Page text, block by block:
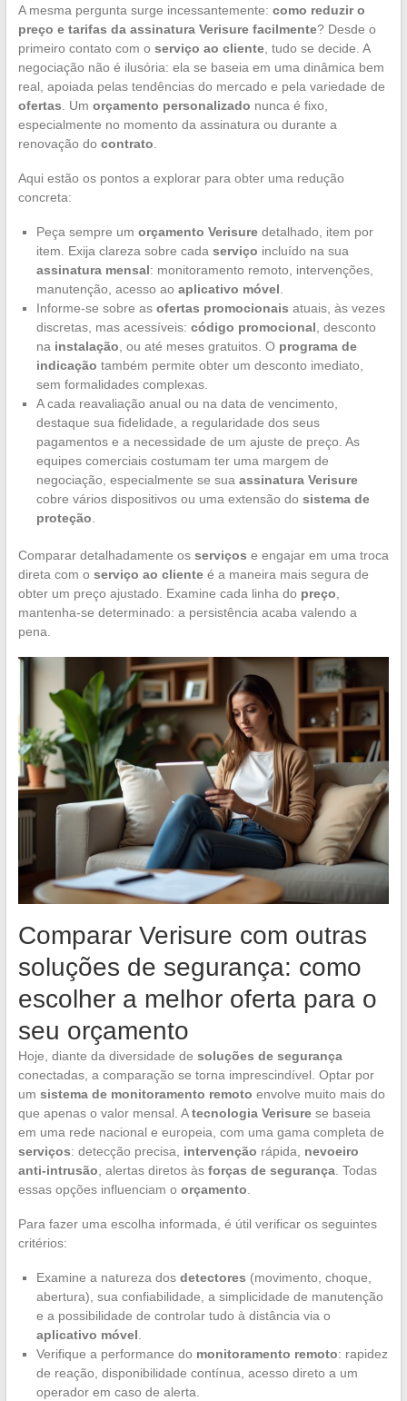
A mesma pergunta surge incessantemente: como reduzir o
preço e tarifas da assinatura Verisure facilmente? Desde o
primeiro contato com o serviço ao cliente, tudo se decide. A
negociação não é ilusória: ela se baseia em uma dinâmica bem
real, apoiada pelas tendências do mercado e pela variedade de
ofertas . Um orçamento personalizado nunca é fixo,
especialmente no momento da assinatura ou durante a
renovação do contrato
Aqui estão os pontos a explorar para obter uma redução
concreta:
Peça sempre um orçamento Verisuredetalhado, item por
item. Exija clareza sobre cada serviço incluído na sua
assinatura mensal: monitoramento remoto, intervenções,
manutenção, acesso ao aplicativo móvel
Informe-se sobre as ofertas promocionais atuais, às vezes
discretas, mas acessíveis: código promocional , desconto
na instalação , ou até meses gratuitos. O programa de
indicação também permite obter um desconto imediato,
sem formalidades complexas.
A cada reavaliação anual ou na data de vencimento,
destaque sua fidelidade, a regularidade dos seus
pagamentos e a necessidade de um ajuste de preço. As
equipes comerciais costumam ter uma margem de
negociação, especialmente se sua assinatura Verisure
cobre vários dispositivos ou uma extensão do sistema de
proteção
Comparar detalhadamente os serviços e engajar em uma troca
direta com o serviço ao clienteé a maneira mais segura de
obter um preço ajustado. Examine cada linha do preço
mantenha-se determinado: a persistência acaba valendo a
pena.
Comparar Verisure com outras
soluções de segurança: como
escolher a melhor oferta para o
seu orçamento
Hoje, diante da diversidade de soluções de segurança
conectadas, a comparação se torna imprescindível. Optar por
um sistema de monitoramento remoto envolve muito mais do
que apenas o valor mensal. Atecnologia Verisurese baseia
em uma rede nacional e europeia, com uma gama completa de
serviços: detecção precisa, intervenção rápida, nevoeiro
anti-intrusão , alertas diretos às forças de segurança. Todas
essas opções influenciam o orçamento
Para fazer uma escolha informada, é útil verificar os seguintes
critérios:
Examine a natureza dos detectores (movimento, choque,
abertura), sua confiabilidade, a simplicidade de manutenção
e a possibilidade de controlar tudo à distância via o
aplicativo móvel
Verifique a performance do monitoramento remoto: rapidez
de reação, disponibilidade contínua, acesso direto a um
operador em caso de alerta.